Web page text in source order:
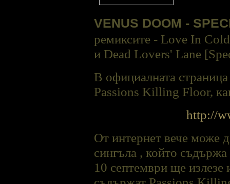
VENUS DOOM -
ремиксите - Love In
и Dead Lovers' Lane
В официалната
Passions Killing Floor,
http://
От интернет вече може
сингъла , който
10 септември ще излезе